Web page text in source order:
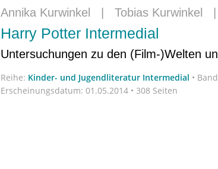
Annika Kurwinkel Tobias Kurwinkel
Harry Potter Intermedial
Untersuchungen zu den (Film-)Welten
Reihe: Kinder- und Jugendliteratur Intermedial •
Erscheinungsdatum: 01.05.2014 • 308 Seiten